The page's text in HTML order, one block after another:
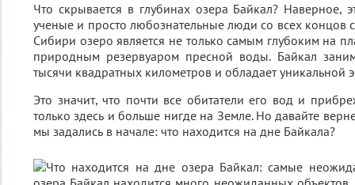
Что скрывается в глубинах озера Байкал? Наверное,
ученые и просто любознательные люди со всех концов
Сибири озеро является не только самым глубоким на
природным резервуаром пресной воды. Байкал
тысячи квадратных километров и обладает уникальной
Это значит, что почти все обитатели его вод и
только здесь и больше нигде на Земле. Но давайте
мы задались в начале: что находится на дне Байкала?